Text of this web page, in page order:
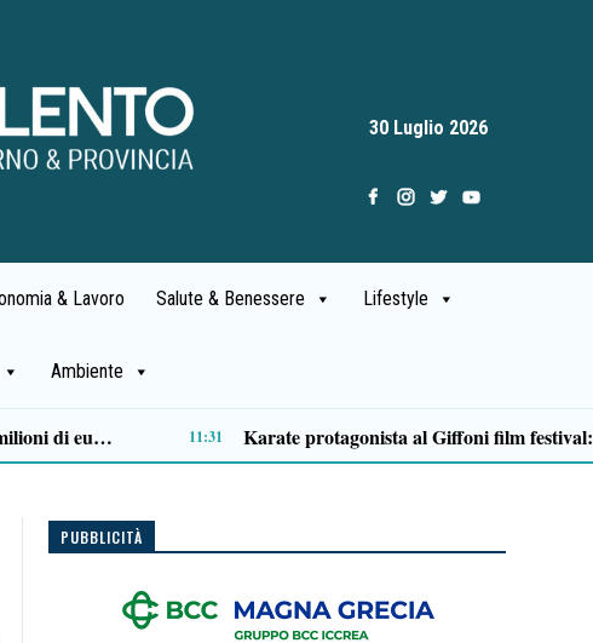
30 Luglio 2026
& Lavoro Salute & Benessere Lifestyle
Ambiente
09:05 Cilentana chiusa oggi per lavori: stop al traffico dalle 14.30 alle 17.30
PUBBLICITÀ